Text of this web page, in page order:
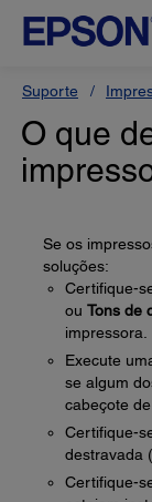
Suporte
O que
Se os
soluções:
Certifique-
ou Tons de
impressora.
Execute
se algum
cabeçote
Certifique-
destravada
Certifique-